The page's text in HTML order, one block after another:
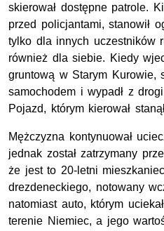
skierował dostępne patrole.
przed policjantami, stanowił
tylko dla innych uczestników
również dla siebie. Kiedy
gruntową w Starym Kurowie,
samochodem i wypadł z
Pojazd, którym kierował
Mężczyzna kontynuował
jednak został zatrzymany
że jest to 20-letni
drezdeneckiego, notowany
natomiast auto, którym
terenie Niemiec, a jego